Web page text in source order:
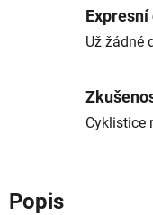
Už žádné
Cyklistice
Popis